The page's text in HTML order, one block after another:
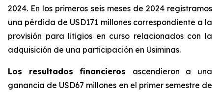
2024. En los primeros seis meses de 2024 registramos
una pérdida de USD171 millones correspondiente a la
provisión para litigios en curso relacionados con la
adquisición de una participación en Usiminas.
Los resultados financieros ascendieron a una
ganancia de USD67 millones en el primer semestre de